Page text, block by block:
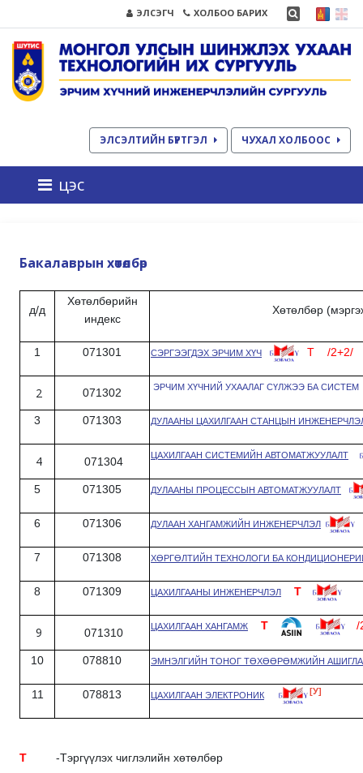
ЭЛСЭГЧ ХОЛБОО БАРИХ
ЭЛСЭЛТИЙН БҮРТГЭЛ ЧУХАЛ ХОЛБООС
цэс
Бакалаврын хөтөлбөр
д/д
Хөтөлбөрийн
индекс
Хөтөлбөр
1 071301 СЭРГЭЭГДЭХ ЭРЧИМ ХҮЧ T /2+2/
2 071302 ЭРЧИМ ХҮЧНИЙ УХААЛАГ СҮЛЖЭЭ БА СИСТЕМ
3 071303 ДУЛААНЫ ЦАХИЛГААН СТАНЦЫН
4 071304 ЦАХИЛГААН СИСТЕМИЙН АВТОМАТЖУУЛАЛТ
5 071305 ДУЛААНЫ ПРОЦЕССЫН АВТОМАТЖУУЛАЛТ
6 071306 ДУЛААН ХАНГАМЖИЙН ИНЖЕНЕРЧЛЭЛ
7 071308 ХӨРГӨЛТИЙН ТЕХНОЛОГИ БА
8 071309 ЦАХИЛГААНЫ ИНЖЕНЕРЧЛЭЛ T
9 071310 ЦАХИЛГААН ХАНГАМЖ T /
10 078810 ЭМНЭЛГИЙН ТОНОГ ТӨХӨӨРӨМЖИЙН
11 078813 ЦАХИЛГААН ЭЛЕКТРОНИК [У]
T -Тэргүүлэх чиглэлийн хөтөлбөр